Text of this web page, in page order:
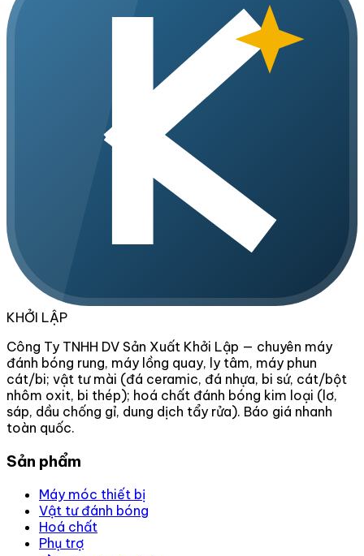
KHỞI LẬP
Công Ty TNHH DV Sản Xuất Khởi Lập — chuyên máy
đánh bóng rung, máy lồng quay, ly tâm, máy phun
cát/bi; vật tư mài (đá ceramic, đá nhựa, bi sứ, cát/bột
nhôm oxit, bi thép); hoá chất đánh bóng kim loại (lơ,
sáp, dầu chống gỉ, dung dịch tẩy rửa). Báo giá nhanh
toàn quốc.
Sản phẩm
Máy móc thiết bị
Vật tư đánh bóng
Hoá chất
Phụ trợ